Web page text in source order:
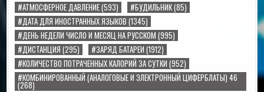
#АТМОСФЕРНОЕ ДАВЛЕНИЕ(593) #БУДИЛЬНИК(85)
#ДАТА ДЛЯ ИНОСТРАННЫХ ЯЗЫКОВ (1345)
#ДЕНЬ НЕДЕЛИ ЧИСЛО И МЕСЯЦ НА РУССКОМ (995)
#ДИСТАНЦИЯ (295) #ЗАРЯД БАТАРЕИ (1912)
#КОЛИЧЕСТВО ПОТРАЧЕННЫХ КАЛОРИЙ ЗА СУТКИ (952)
#КОМБИНИРОВАННЫЙ (АНАЛОГОВЫЕ И ЭЛЕКТРОННЫЙ ЦИФЕРБЛАТЫ) 46
(268)